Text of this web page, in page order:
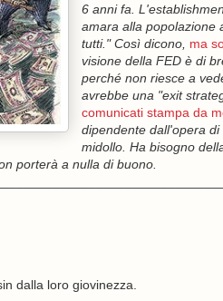
6 anni fa.
amara alla popolazione
tutti." Così dicono, ma
visione della FED è di
perché non riesce a
avrebbe una "exit
comunicati stampa da
dipendente dall'opera
midollo. Ha bisogno
porterà a nulla di buono.
dalla loro giovinezza.